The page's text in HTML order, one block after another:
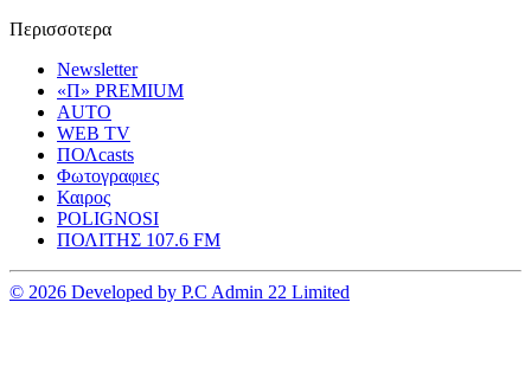
Περισσοτερα
Newsletter
«Π» PREMIUM
AUTO
WEB TV
ΠΟΛcasts
Φωτογραφιες
Καιρος
POLIGNOSI
ΠΟΛΙΤΗΣ 107.6 FM
© 2026 Developed by P.C Admin 22 Limited